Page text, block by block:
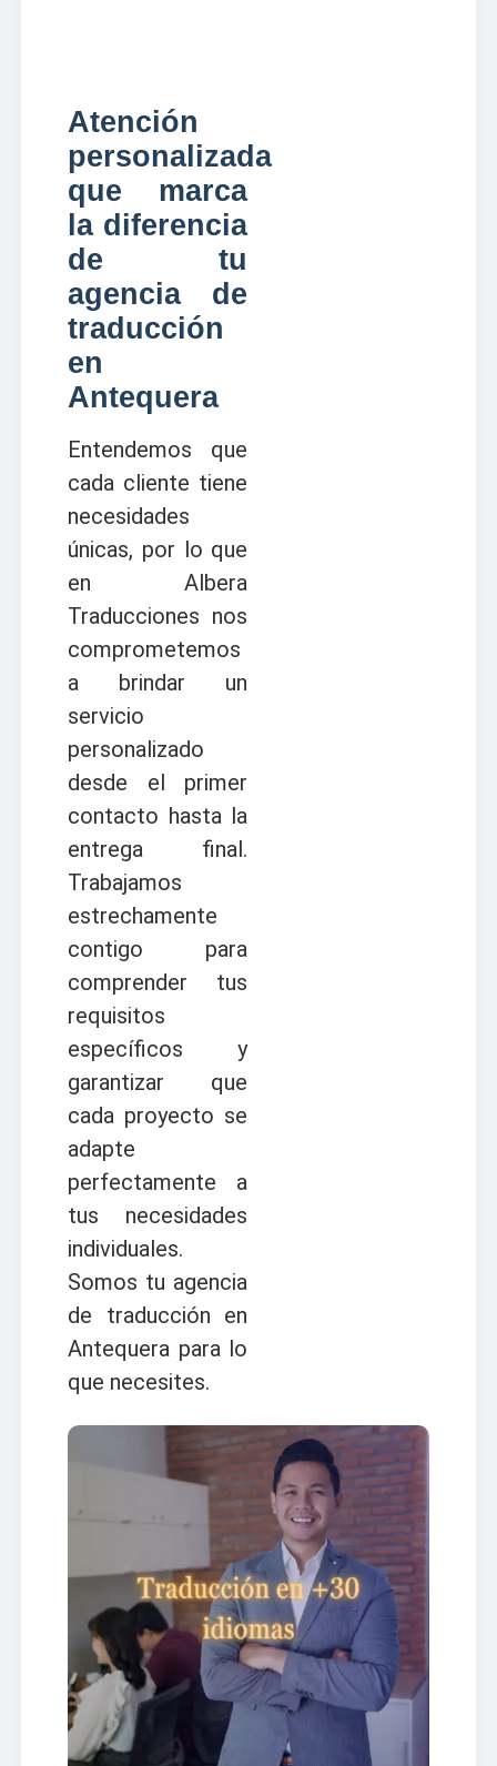
Atención
personalizada
que marca
la diferencia
de tu
agencia de
traducción
en
Antequera
Entendemos que
cada cliente tiene
necesidades
únicas, por lo que
en Albera
Traducciones nos
comprometemos
a brindar un
servicio
personalizado
desde el primer
contacto hasta la
entrega final.
Trabajamos
estrechamente
contigo para
comprender tus
requisitos
específicos y
garantizar que
cada proyecto se
adapte
perfectamente a
tus necesidades
individuales.
Somos tu agencia
de traducción en
Antequera para lo
que necesites.